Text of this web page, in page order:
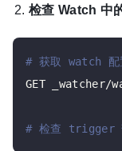
检查 Watch 中
# 获取 watch 配
GET _watcher/
# 检查 trigger